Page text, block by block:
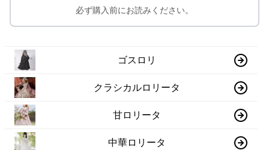
必ず購入前にお読みください。
ゴスロリ
クラシカルロリータ
甘ロリータ
中華ロリータ